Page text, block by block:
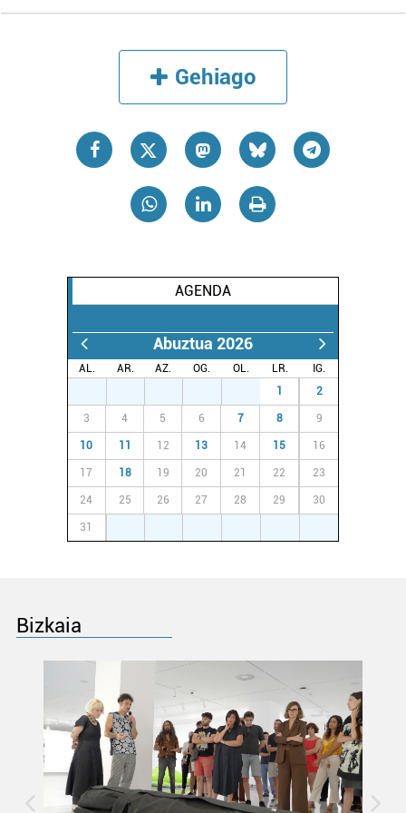
buruzko informazio gehiago eta ezarri zure lehentasunak
datuen atalean. Edozein unetan alda edo ken dezakezu
zure baimena Cookieen adierazpenean.
Webgune honek cookie propioak eta hirugarrenen cookie-
fitxategiak erabiltzen ditu. Zure esperientzia eta
baliatzen gara. Ohar hau onartuz gero, teknologia hori
erabiltzeko baimen esplizitua ematen diguzu.
Gehiago
AGENDA
Abuztua 2026
AL. AR. AZ. OG. OL. LR.
IG.
1 2
3 4 5 6 7 8 9
10 11 12 13 14 15 16
17 18 19 20 21 22 23
24 25 26 27 28 29 30
31
Bizkaia